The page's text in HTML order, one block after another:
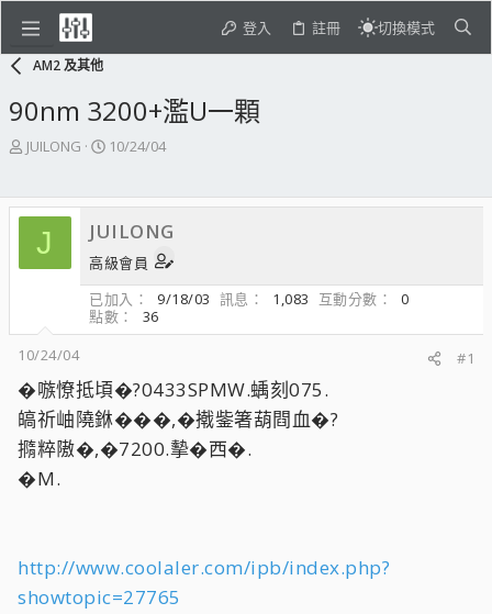
登入 註冊 切換模式
AM2 及其他
90nm 3200+濫U一顆
主
起
JUILONG
開
期
10/24/04
J JUILONG
高級會員
已加入
9/18/03 訊息 1,083 互動分數
0
點數
36
10/24/04
#1
�嗾憭抵頃�?0433SPMW.蝺刻075.
皜祈岫隢銝���,�撠鈭箸葫閰血�?
撱粹隞�,�7200.摰�西�.
�M.
http://www.coolaler.com/ipb/index.php?
showtopic=27765